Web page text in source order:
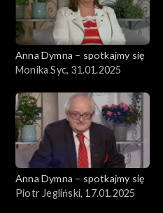
Anna Dymna – spotkajmy się
Monika Syc, 31.01.2025
Anna Dymna – spotkajmy się
Piotr Jegliński, 17.01.2025